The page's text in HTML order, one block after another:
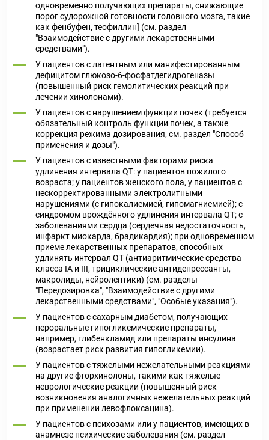
одновременно получающих препараты, снижающие
порог судорожной готовности головного мозга, такие
как фенбуфен, теофиллин] (см. раздел
"Взаимодействие с другими лекарственными
средствами").
У пациентов с латентным или манифестированным
дефицитом глюкозо-6-фосфатдегидрогеназы
(повышенный риск гемолитических реакций при
лечении хинолонами).
У пациентов с нарушением функции почек (требуется
обязательный контроль функции почек, а также
коррекция режима дозирования, см. раздел "Способ
применения и дозы").
У пациентов с известными факторами риска
удлинения интервала QT: y пациентов пожилого
возраста; у пациентов женского пола, у пациентов с
нескорректированными электролитными
нарушениями (с гипокалиемией, гипомагниемией); с
синдромом врождённого удлинения интервала QT; с
заболеваниями сердца (сердечная недостаточность,
инфаркт миокарда, брадикардия); при одновременном
приеме лекарственных препаратов, способных
удлинять интервал QT (антиаритмические средства
класса IA и III, трициклические антидепрессанты,
макролиды, нейролептики) (см. разделы
"Передозировка", "Взаимодействие с другими
лекарственными средствами", "Особые указания").
У пациентов с сахарным диабетом, получающих
пероральные гипогликемические препараты,
например, глибенкламид или препараты инсулина
(возрастает риск развития гипогликемии).
У пациентов с тяжелыми нежелательными реакциями
на другие фторхинолоны, такими как тяжелые
неврологические реакции (повышенный риск
возникновения аналогичных нежелательных реакций
при применении левофлоксацина).
У пациентов с психозами или у пациентов, имеющих в
анамнезе психические заболевания (см. раздел